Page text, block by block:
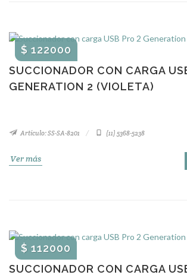
SUCCIONADOR CON CARGA
GENERATION 2 (VIOLETA)
$ 122000
Artículo: SS-SA-8201 (11) 5368-5238
Ver más
SUCCIONADOR CON CARGA
$ 112000